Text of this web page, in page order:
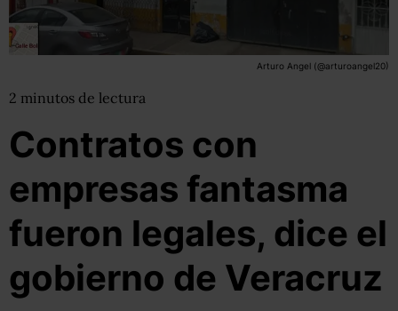
Arturo Angel (@arturoangel20)
2 minutos de lectura
Contratos con
empresas fantasma
fueron legales, dice el
gobierno de Veracruz